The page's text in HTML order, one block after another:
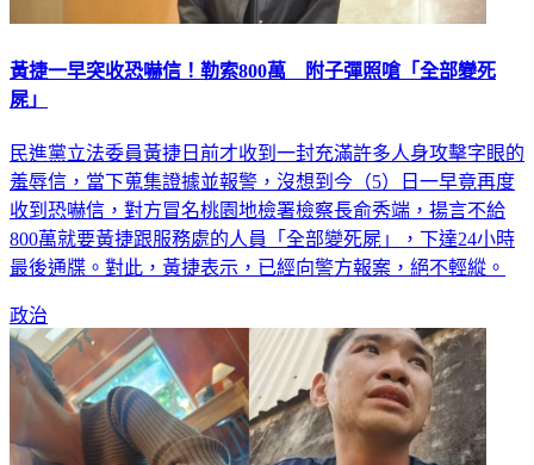
黃捷一早突收恐嚇信！勒索800萬 附子彈照嗆「全部變死
屍」
民進黨立法委員黃捷日前才收到一封充滿許多人身攻擊字眼的
羞辱信，當下蒐集證據並報警，沒想到今（5）日一早竟再度
收到恐嚇信，對方冒名桃園地檢署檢察長俞秀端，揚言不給
800萬就要黃捷跟服務處的人員「全部變死屍」，下達24小時
最後通牒。對此，黃捷表示，已經向警方報案，絕不輕縱。
政治